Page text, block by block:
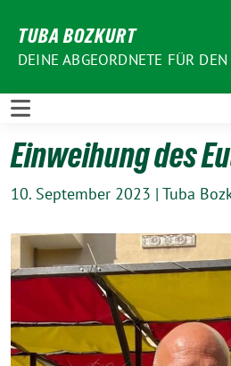
zum
Inhalt
TUBA BOZKURT
DEINE ABGEORDNETE FÜR
Einweihung des
10. September 2023 | Tuba